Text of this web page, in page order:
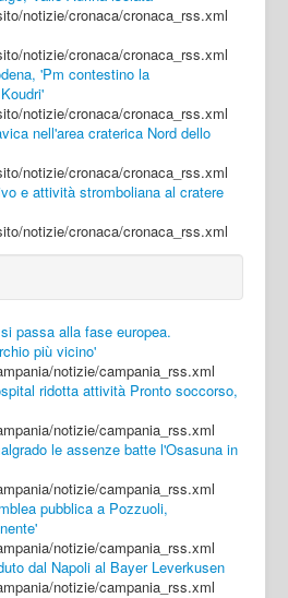
notizie/cronaca/cronaca_rss.xml
notizie/cronaca/cronaca_rss.xml
'Pm contestino la
notizie/cronaca/cronaca_rss.xml
nell'area craterica Nord dello
notizie/cronaca/cronaca_rss.xml
e attività stromboliana al cratere
notizie/cronaca/cronaca_rss.xml
passa alla fase europea.
più vicino'
notizie/campania_rss.xml
ridotta attività Pronto soccorso,
notizie/campania_rss.xml
le assenze batte l'Osasuna in
notizie/campania_rss.xml
pubblica a Pozzuoli,
notizie/campania_rss.xml
dal Napoli al Bayer Leverkusen
notizie/campania_rss.xml